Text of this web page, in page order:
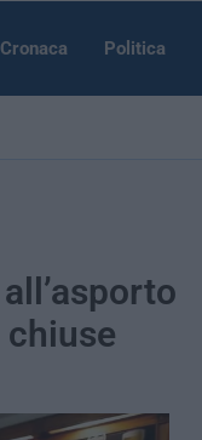
Cronaca Politica
chiuse